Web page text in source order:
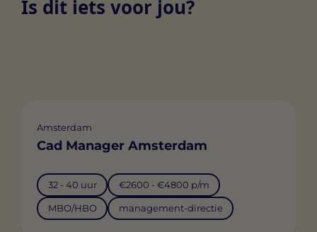
Is dit iets voor jou?
Amsterdam
Cad Manager Amsterdam
32 - 40 uur €2600 - €4800 p/m
MBO/HBO management-directie